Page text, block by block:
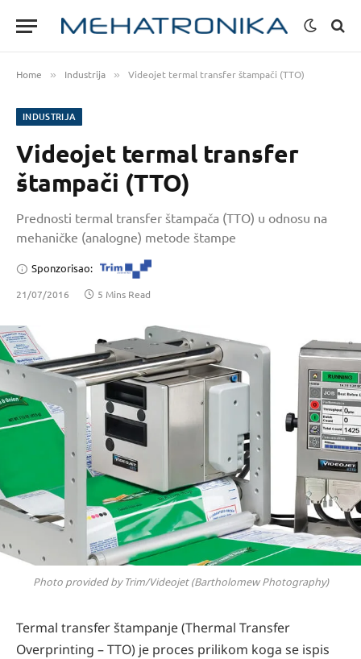
Home » Industrija » Videojet termal transfer štampači (TTO)
INDUSTRIJA
Videojet termal transfer
štampači (TTO)
Prednosti termal transfer štampača (TTO) u odnosu na
mehaničke (analogne) metode štampe
Sponzorisao:
21/07/2016 5 Mins Read
Photo provided by Trim/Videojet (Bartholomew Photography)
Termal transfer štampanje (Thermal Transfer
Overprinting – TTO) je proces prilikom koga se ispis